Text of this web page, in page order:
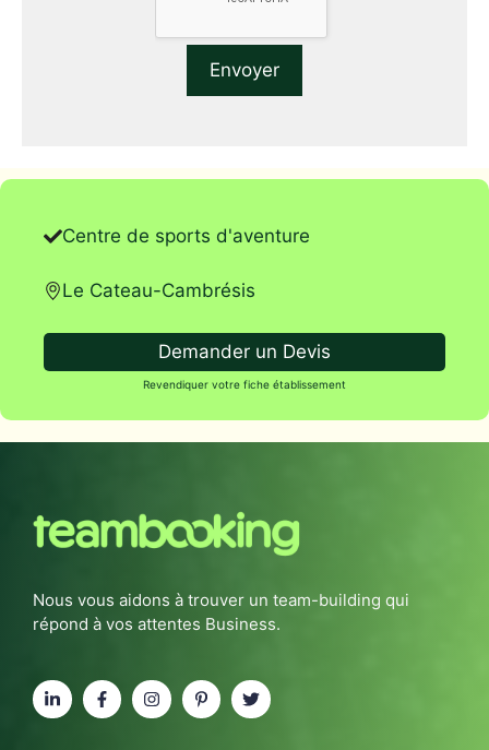
Centre de sports d'aventure
Le Cateau-Cambrésis
Demander un Devis
Revendiquer votre fiche établissement
Nous vous aidons à trouver un team-building qui
répond à vos attentes Business.